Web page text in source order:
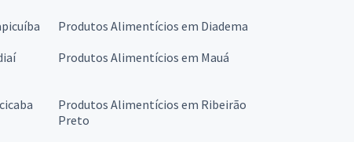
Produtos Alimentícios em Diadema
Produtos Alimentícios em Mauá
Produtos Alimentícios em Ribeirão
Preto